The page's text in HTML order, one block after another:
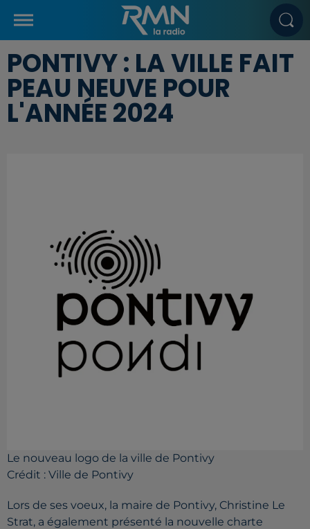
PONTIVY : LA VILLE FAIT
PEAU NEUVE POUR
L'ANNÉE 2024
Le nouveau logo de la ville de Pontivy
Crédit : Ville de Pontivy
Lors de ses voeux, la maire de Pontivy, Christine Le
Strat, a également présenté la nouvelle charte